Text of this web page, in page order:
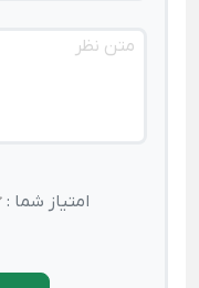
امتیاز شما :